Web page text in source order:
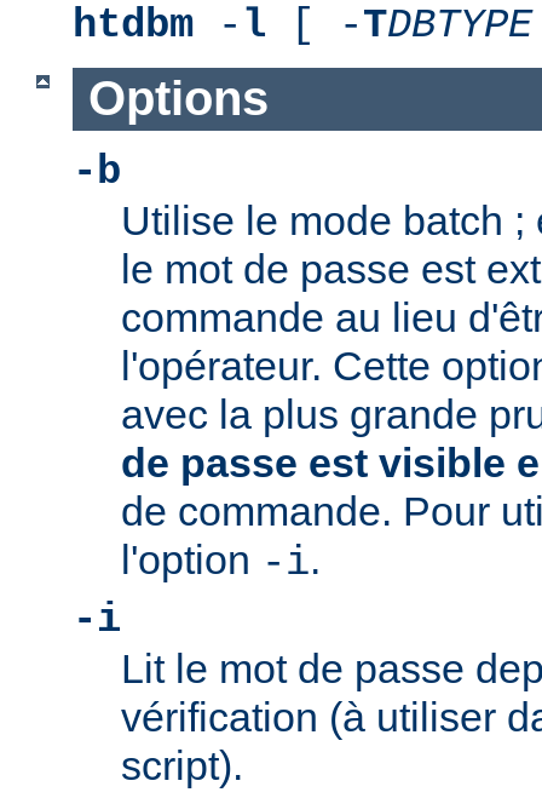
htdbm - l [ -TDBTYPE
Options
-b
Utilise le mode batch ;
le mot de passe est
commande au lieu
l'opérateur. Cette
avec la plus grande
de passe est visible
de commande. Pour
l'option -i.
-i
Lit le mot de passe
vérification (à utiliser
script).